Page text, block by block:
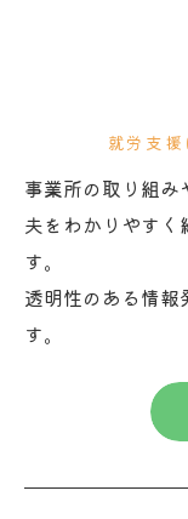
就労支
事業所の取り組
夫をわかりやす
す。
透明性のある情
す。